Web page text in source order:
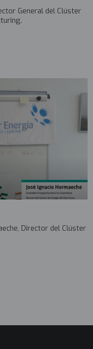
General del Clúster
Director del Clúster